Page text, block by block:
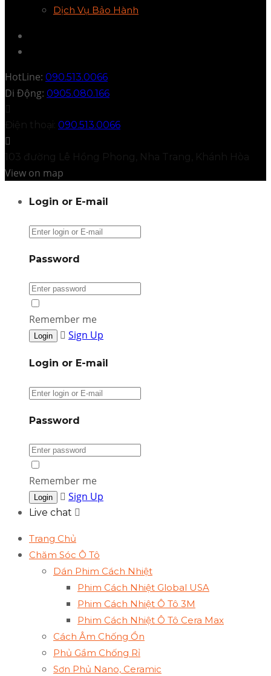
Dịch Vụ Bảo Hành
HotLine: 090.513.0066
Di Động: 0905.080.166
Điện thoại: 090.513.0066
103 đường Lê Hồng Phong, Nha Trang, Khánh Hòa
View on map
Login or E-mail
Password
Remember me
Sign Up
Login or E-mail
Password
Remember me
Sign Up
Live chat
Trang Chủ
Chăm Sóc Ô Tô
Dán Phim Cách Nhiệt
Phim Cách Nhiệt Global USA
Phim Cách Nhiệt Ô Tô 3M
Phim Cách Nhiệt Ô Tô Cera Max
Cách Âm Chống Ồn
Phủ Gầm Chống Rỉ
Sơn Phủ Nano, Ceramic